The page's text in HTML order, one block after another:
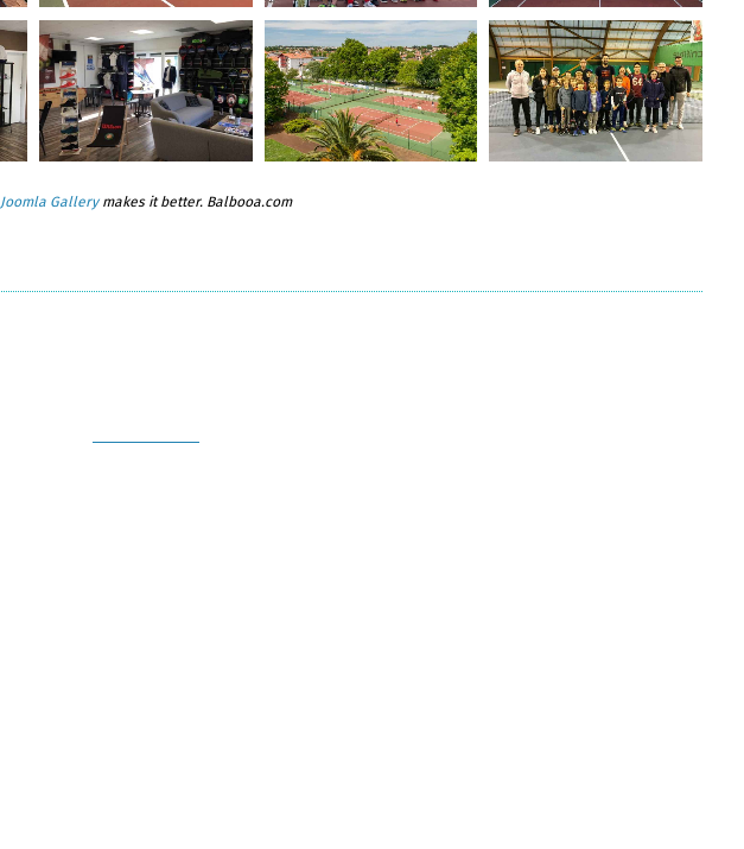
Joomla Gallerymakes it better. Balbooa.com